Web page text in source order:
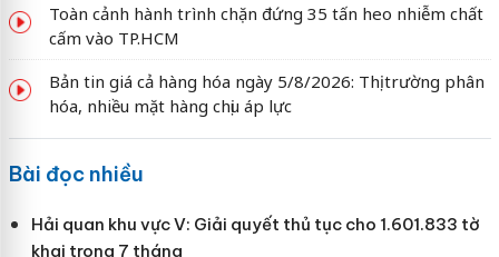
Toàn cảnh hành trình chặn đứng 35 tấn heo nhiễm chất
cấm vào TP.HCM
Bản tin giá cả hàng hóa ngày 5/8/2026: Thị trường phân
hóa, nhiều mặt hàng chịu áp lực
Bài đọc nhiều
Hải quan khu vực V: Giải quyết thủ tục cho 1.601.833 tờ
khai trong 7 tháng